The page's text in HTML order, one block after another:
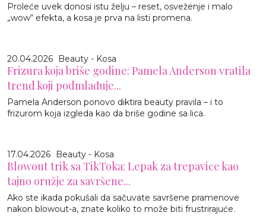
Proleće uvek donosi istu želju – reset, osveženje i malo
„wow“ efekta, a kosa je prva na listi promena.
20.04.2026 Beauty - Kosa
Frizura koja briše godine: Pamela Anderson vratila
trend koji podmlađuje...
Pamela Anderson ponovo diktira beauty pravila – i to
frizurom koja izgleda kao da briše godine sa lica.
17.04.2026 Beauty - Kosa
Blowout trik sa TikToka: Lepak za trepavice kao
tajno oružje za savršene...
Ako ste ikada pokušali da sačuvate savršene pramenove
nakon blowout-a, znate koliko to može biti frustrirajuće.